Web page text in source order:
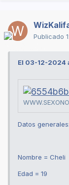
Publicado
El 03-12-2024
Datos generales:
Nombre = Cheli
Edad = 19